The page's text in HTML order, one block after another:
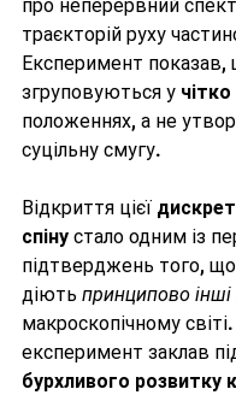
про неперервний
траєкторій руху
Експеримент
згруповуються у
положеннях, а не
суцільну смугу.
Відкриття цієї
спіну стало одним із
підтверджень того, що
діють принципово
макроскопічному
експеримент заклав
бурхливого розвитку